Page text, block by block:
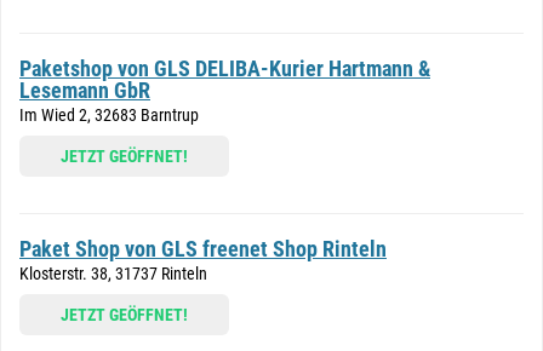
Paketshop von GLS DELIBA-Kurier Hartmann &
Lesemann GbR
Im Wied 2, 32683 Barntrup
JETZT GEÖFFNET!
Paket Shop von GLS freenet Shop Rinteln
Klosterstr. 38, 31737 Rinteln
JETZT GEÖFFNET!